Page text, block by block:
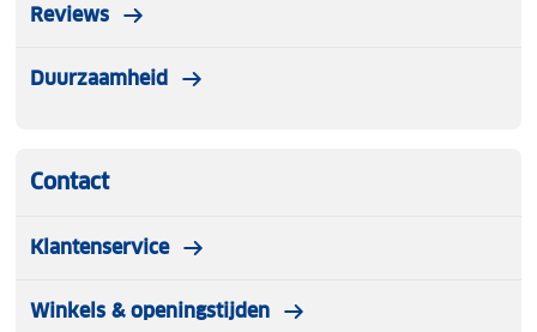
Reviews
Duurzaamheid
Contact
Klantenservice
Winkels & openingstijden